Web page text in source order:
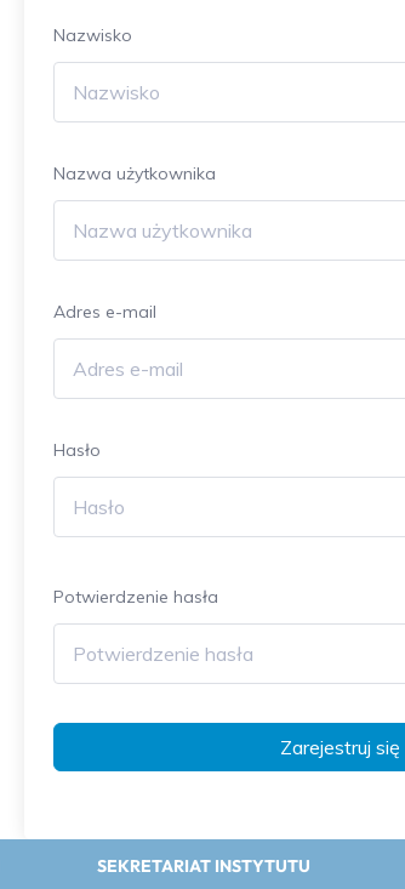
Nazwisko
Nazwa użytkownika
Adres e-mail
Hasło
Potwierdzenie hasła
Zarejestruj się
SEKRETARIAT INSTYTUTU